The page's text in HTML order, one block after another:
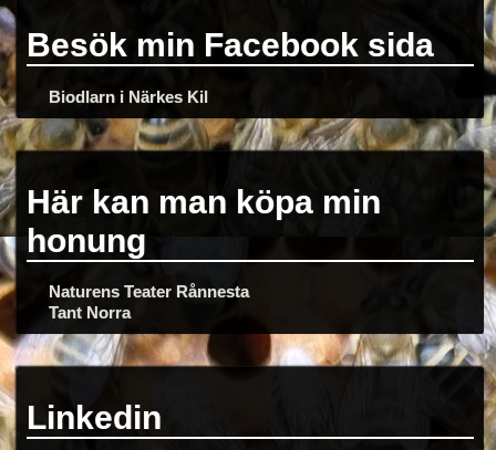
Besök min Facebook sida
Biodlarn i Närkes Kil
Här kan man köpa min
honung
Naturens Teater Rånnesta
Tant Norra
Linkedin